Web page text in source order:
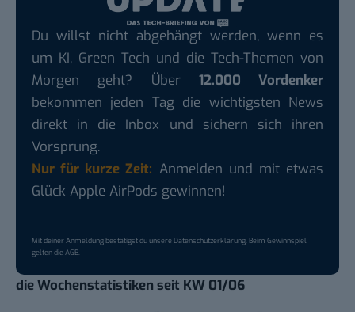
Du willst nicht abgehängt werden, wenn es
um KI, Green Tech und die Tech-Themen von
Morgen geht? Über 12.000 Vordenker
bekommen jeden Tag die wichtigsten News
direkt in die Inbox und sichern sich ihren
Vorsprung.
Nur für kurze Zeit: Anmelden und mit etwas
Glück Apple AirPods gewinnen!
Mit deiner Anmeldung bestätigst du unsere Datenschutzerklärung. Beim Gewinnspiel
gelten dieAGB.
die Wochenstatistiken seit KW 01/06